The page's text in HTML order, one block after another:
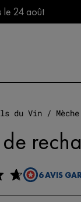
le 24 août
du Vin /
6 AVIS